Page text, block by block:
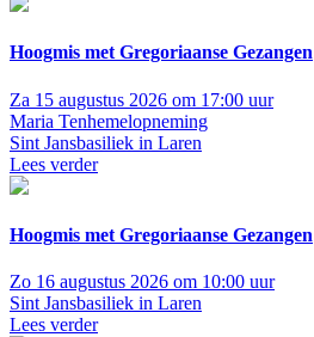
Hoogmis met Gregoriaanse Gezangen
Za 15 augustus 2026 om 17:00 uur
Maria Tenhemelopneming
Sint Jansbasiliek in Laren
Lees verder
Hoogmis met Gregoriaanse Gezangen
Zo 16 augustus 2026 om 10:00 uur
Sint Jansbasiliek in Laren
Lees verder